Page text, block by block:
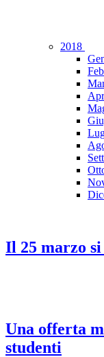
2018
Il 25 marzo
Una offerta
studenti